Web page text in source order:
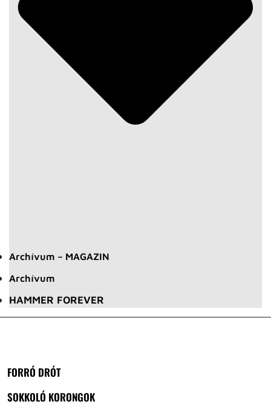
Archívum – MAGAZIN
Archívum
HAMMER FOREVER
FORRÓ DRÓT
SOKKOLÓ KORONGOK